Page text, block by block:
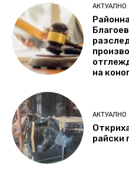
АКТУАЛНО
на
АКТУАЛНО
райски